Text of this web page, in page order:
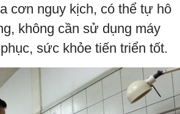
cơn nguy kịch, có thể tự hô
không cần sử dụng máy
sức khỏe tiến triển tốt.